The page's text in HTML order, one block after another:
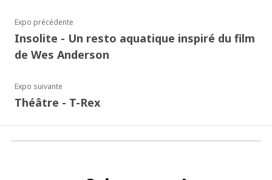
Expo précédente
Insolite - Un resto aquatique inspiré du film
de Wes Anderson
Expo suivante
Théâtre - T-Rex